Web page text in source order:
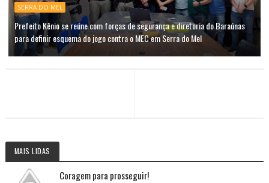
SERRA DO MEL
Prefeito Kênio se reúne com forças de segurança e diretoria do Baraúnas
para definir esquema do jogo contra o MEC em Serra do Mel
MAIS LIDAS
Coragem para prosseguir!